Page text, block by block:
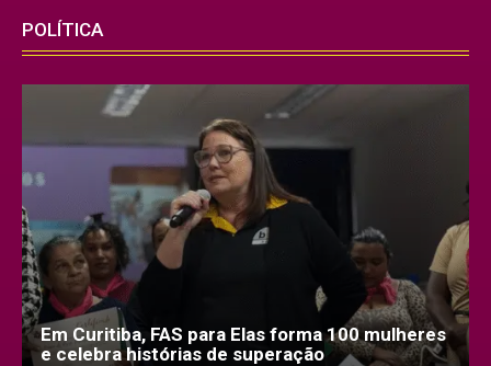
POLÍTICA
Em Curitiba, FAS para Elas forma 100 mulheres
e celebra histórias de superação